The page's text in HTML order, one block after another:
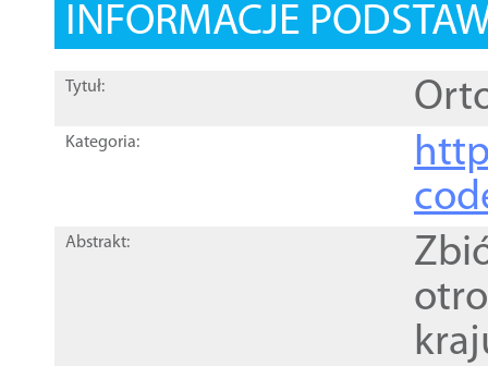
INFORMACJE
Tytuł:
Kategoria:
Abstrakt: